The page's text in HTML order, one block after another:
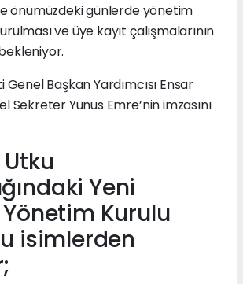
önümüzdeki günlerde yönetim
ve üye kayıt çalışmalarının
Genel Başkan Yardımcısı Ensar
Sekreter Yunus Emre’nin imzasını
Yeni
Kurulu
isimlerden